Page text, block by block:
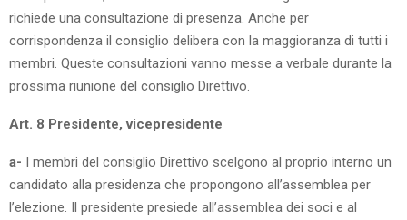
richiede una consultazione di presenza. Anche per
corrispondenza il consiglio delibera con la maggioranza di tutti i
membri. Queste consultazioni vanno messe a verbale durante la
prossima riunione del consiglio Direttivo.
Art. 8 Presidente, vicepresidente
a- I membri del consiglio Direttivo scelgono al proprio interno un
candidato alla presidenza che propongono all’assemblea per
l’elezione. Il presidente presiede all’assemblea dei soci e al